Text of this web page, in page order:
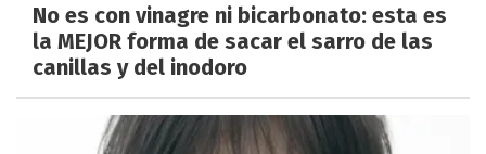
No es con vinagre ni bicarbonato: esta es
la MEJOR forma de sacar el sarro de las
canillas y del inodoro